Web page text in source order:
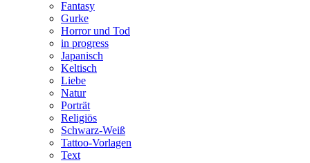
Fantasy
Gurke
Horror und Tod
in progress
Japanisch
Keltisch
Liebe
Natur
Porträt
Religiös
Schwarz-Weiß
Tattoo-Vorlagen
Text